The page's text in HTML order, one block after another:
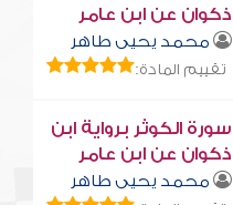
ذكوان عن ابن عامر
محمد يحيى طاهر
تقييم المادة:
سورة الكوثر برواية ابن
ذكوان عن ابن عامر
محمد يحيى طاهر